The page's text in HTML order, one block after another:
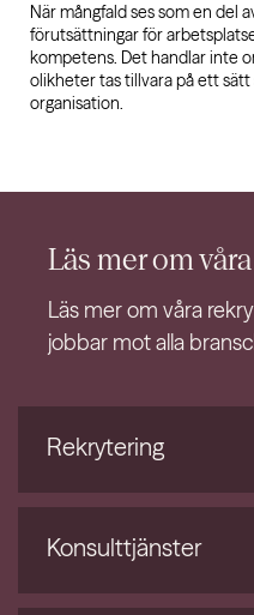
När mångfald ses som en del
förutsättningar för
kompetens. Det handlar inte
olikheter tas tillvara på ett
organisation.
Läs mer om våra
Läs mer om våra
jobbar mot alla
Rekrytering
Konsulttjänster